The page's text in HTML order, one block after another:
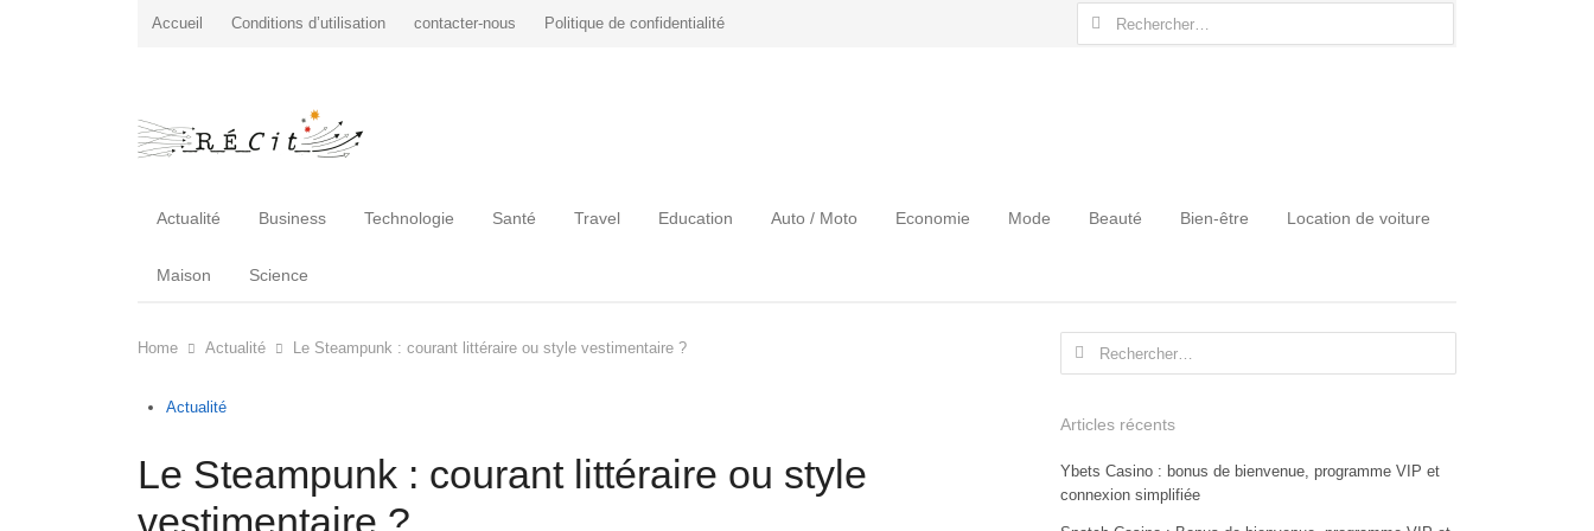
Accueil Conditions d’utilisation contacter-nous Politique de confidentialité Rechercher :
Actualité Business Technologie Santé Travel Education Auto / Moto Economie Mode Beauté Bien-être Location de voiture
Maison Science
Home Actualité Le Steampunk : courant littéraire ou style vestimentaire ?
Actualité
Le Steampunk : courant littéraire ou style
vestimentaire ?
Rechercher :
Articles récents
Ybets Casino : bonus de bienvenue, programme VIP et
connexion simplifiée